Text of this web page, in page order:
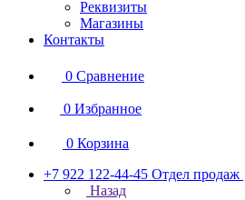
Реквизиты
Магазины
Контакты
0 Сравнение
0 Избранное
0 Корзина
+7 922 122-44-45 Отдел продаж
Назад